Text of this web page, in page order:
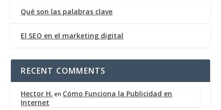
Qué son las palabras clave
El SEO en el marketing digital
RECENT COMMENTS
Hector H. en Cómo Funciona la Publicidad en
Internet